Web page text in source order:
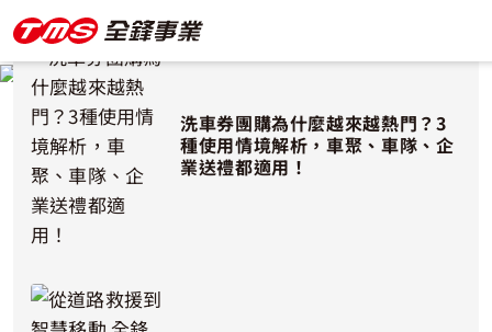
洗車券團購為什麼越來越熱門？3
種使用情境解析，車聚、車隊、企
業送禮都適用！